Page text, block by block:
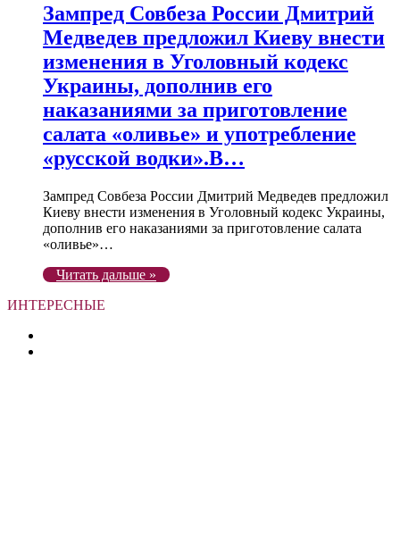
Зампред Совбеза России Дмитрий
Медведев предложил Киеву внести
изменения в Уголовный кодекс
Украины, дополнив его
наказаниями за приготовление
салата «оливье» и употребление
«русской водки».В…
Зампред Совбеза России Дмитрий Медведев предложил
Киеву внести изменения в Уголовный кодекс Украины,
дополнив его наказаниями за приготовление салата
«оливье»…
Читать дальше »
ИНТЕРЕСНЫЕ